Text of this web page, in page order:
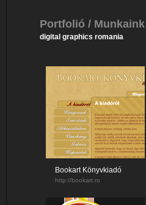
Portfolió / Munkaink
digital graphics romania
Bookart Könyvkiadó
http://bookart.ro